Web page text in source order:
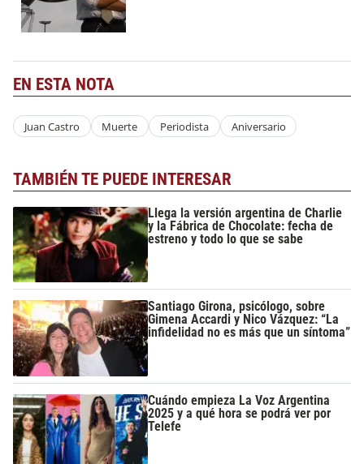
EN ESTA NOTA
Juan Castro Muerte Periodista Aniversario
TAMBIÉN TE PUEDE INTERESAR
Llega la versión argentina de Charlie
y la Fábrica de Chocolate: fecha de
estreno y todo lo que se sabe
Santiago Girona, psicólogo, sobre
Gimena Accardi y Nico Vázquez: “La
infidelidad no es más que un síntoma”
Cuándo empieza La Voz Argentina
2025 y a qué hora se podrá ver por
Telefe